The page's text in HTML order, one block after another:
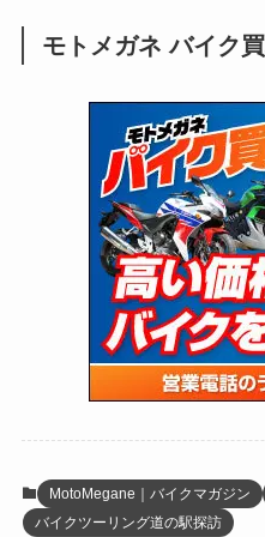
(31)
(51)
(34)
(5)
(12)
(109)
(24)
(25)
(24)
(47)
(15)
(5)
(64)
(62)
(4)
(6)
(17)
(5)
(27)
(12)
(131)
(38)
(131)
(167)
(85)
(21)
(61)
(171)
(98)
(13)
(60)
(274)
(171)
(38)
(59)
(66)
(1,142)
(415)
(137)
(74) (126)
(170)
(19)
(16)
(4)
モトメガネ バイク
MotoMegane｜バイクマガジン
バイクツーリング道の駅探訪